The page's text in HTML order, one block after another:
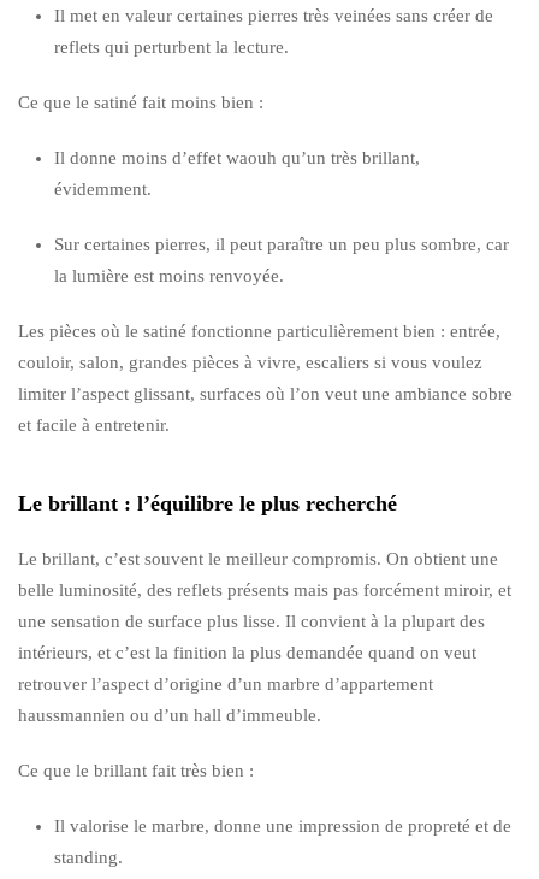
Il met en valeur certaines pierres très veinées sans créer de
reflets qui perturbent la lecture.
Ce que le satiné fait moins bien :
Il donne moins d’effet waouh qu’un très brillant,
évidemment.
Sur certaines pierres, il peut paraître un peu plus sombre, car
la lumière est moins renvoyée.
Les pièces où le satiné fonctionne particulièrement bien : entrée,
couloir, salon, grandes pièces à vivre, escaliers si vous voulez
limiter l’aspect glissant, surfaces où l’on veut une ambiance sobre
et facile à entretenir.
Le brillant : l’équilibre le plus recherché
Le brillant, c’est souvent le meilleur compromis. On obtient une
belle luminosité, des reflets présents mais pas forcément miroir, et
une sensation de surface plus lisse. Il convient à la plupart des
intérieurs, et c’est la finition la plus demandée quand on veut
retrouver l’aspect d’origine d’un marbre d’appartement
haussmannien ou d’un hall d’immeuble.
Ce que le brillant fait très bien :
Il valorise le marbre, donne une impression de propreté et de
standing.